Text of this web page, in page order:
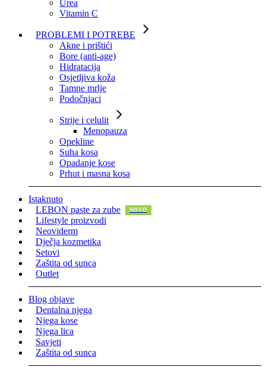
Urea
Vitamin C
PROBLEMI I POTREBE
Akne i prištići
Bore (anti-age)
Hidratacija
Osjetljiva koža
Tamne mrlje
Podočnjaci
Strije i celulit
Menopauza
Opekline
Suha kosa
Opadanje kose
Prhut i masna kosa
Istaknuto
LEBON paste za zube
Lifestyle proizvodi
Neoviderm
Dječja kozmetika
Setovi
Zaštita od sunca
Outlet
Blog objave
Dentalna njega
Njega kose
Njega lica
Savjeti
Zaštita od sunca